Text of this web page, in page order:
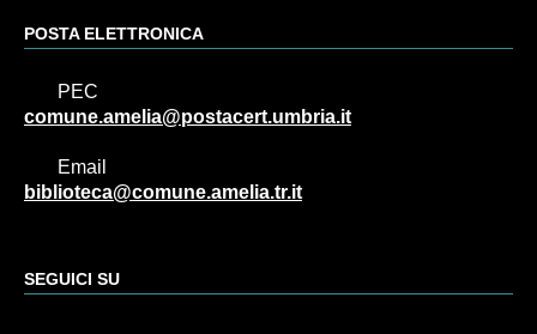
POSTA ELETTRONICA
PEC
comune.amelia@postacert.umbria.it
Email
biblioteca@comune.amelia.tr.it
SEGUICI SU